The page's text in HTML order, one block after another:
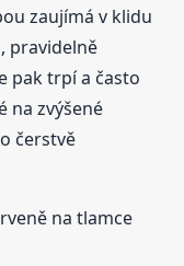
zaujímá v klidu
pravidelně
pak trpí a často
na zvýšené
čerstvě
na tlamce